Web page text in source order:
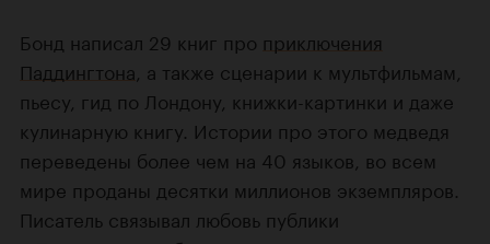
Бонд написал 29 книг про приключения
Паддингтона , а также сценарии к мультфильмам,
пьесу, гид по Лондону, книжки-картинки и даже
кулинарную книгу. Истории про этого медведя
переведены более чем на 40 языков, во всем
мире проданы десятки миллионов экземпляров.
Писатель связывал любовь публики